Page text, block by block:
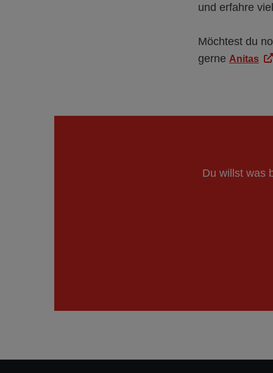
und erfahre
Möchtest du
gerne Anitas
Du willst was